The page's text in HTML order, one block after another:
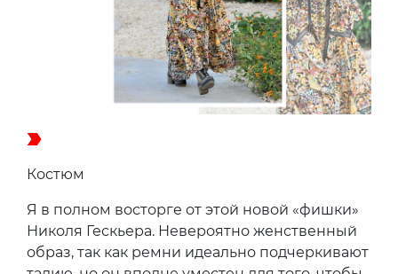
Костюм
Я в полном восторге от этой новой «фишки»
Николя Гескьера. Невероятно женственный
образ, так как ремни идеально подчеркивают